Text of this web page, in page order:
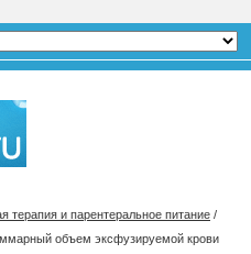
терапия и парентеральное питание /
объем эксфузируемой крови